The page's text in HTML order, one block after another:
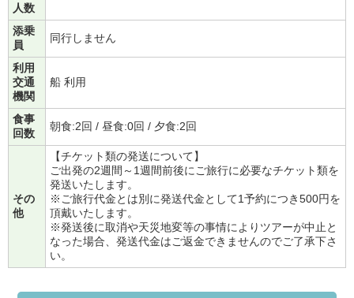
人数
添乗
員
同行しません
利用
交通
機関
船 利用
食事
回数
朝食:2回 / 昼食:0回 / 夕食:2回
その
他
【チケット類の発送について】
ご出発の2週間～1週間前後にご旅行に必要なチケット類を
発送いたします。
※ご旅行代金とは別に発送代金として1予約につき500円を
頂戴いたします。
※発送後に取消や天災地変等の事情によりツアーが中止と
なった場合、発送代金はご返金できませんのでご了承下さ
い。